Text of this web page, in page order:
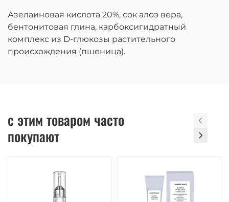
Азелаиновая кислота 20%, сок алоэ вера,
бентонитовая глина, карбоксигидратный
комплекс из D-глюкозы растительного
происхождения (пшеница).
с этим товаром часто
покупают